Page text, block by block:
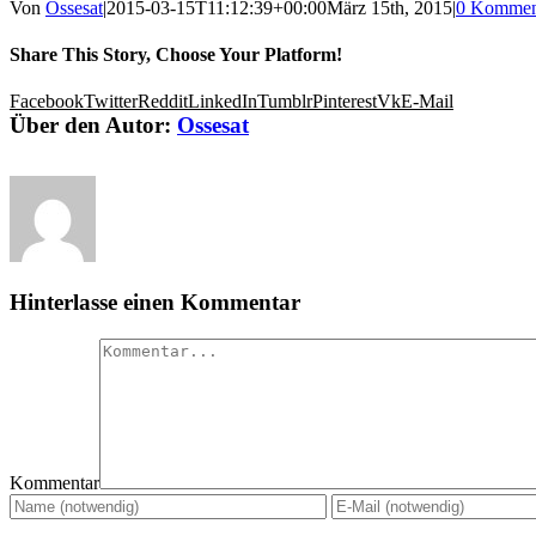
Von Ossesat|2015-03-15T11:12:39+00:00März 15th, 2015|0
Share This Story, Choose Your Platform!
FacebookTwitterRedditLinkedInTumblrPinterestVkE-Mail
Über den Autor: Ossesat
Hinterlasse einen Kommentar
Kommentar